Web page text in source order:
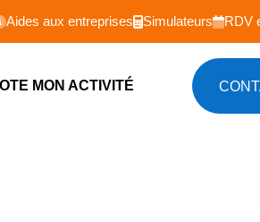
Aides aux entreprises Simulateurs RDV
MON ACTIVITÉ